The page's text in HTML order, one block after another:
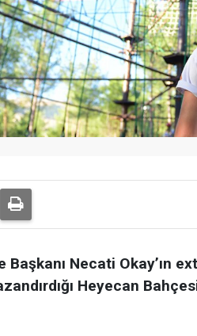
Necati Okay’ın
Heyecan